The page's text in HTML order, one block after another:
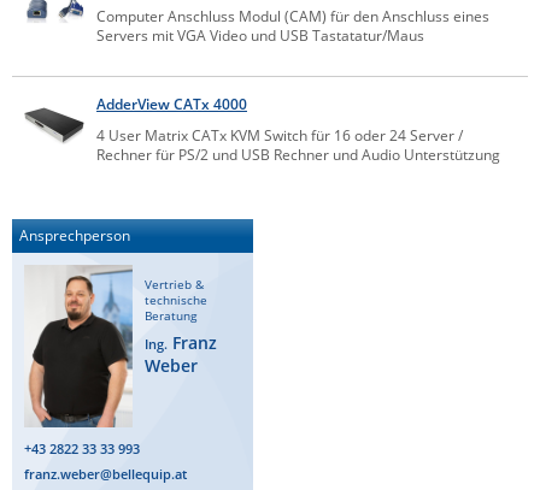
Computer Anschluss Modul (CAM) für den Anschluss eines
Servers mit VGA Video und USB Tastatatur/Maus
AdderView CATx 4000
4 User Matrix CATx KVM Switch für 16 oder 24 Server /
Rechner für PS/2 und USB Rechner und Audio Unterstützung
Ansprechperson
Vertrieb &
technische
Beratung
Ing. Franz
Weber
+43 2822 33 33 993
franz.weber@bellequip.at